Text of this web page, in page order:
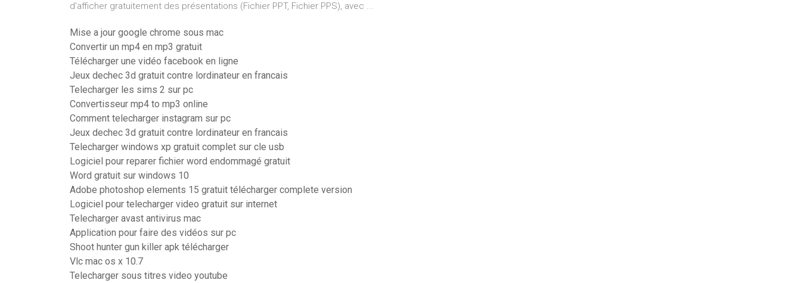
d'afficher gratuitement des présentations (Fichier PPT, Fichier PPS), avec ...
Mise a jour google chrome sous mac
Convertir un mp4 en mp3 gratuit
Télécharger une vidéo facebook en ligne
Jeux dechec 3d gratuit contre lordinateur en francais
Telecharger les sims 2 sur pc
Convertisseur mp4 to mp3 online
Comment telecharger instagram sur pc
Jeux dechec 3d gratuit contre lordinateur en francais
Telecharger windows xp gratuit complet sur cle usb
Logiciel pour reparer fichier word endommagé gratuit
Word gratuit sur windows 10
Adobe photoshop elements 15 gratuit télécharger complete version
Logiciel pour telecharger video gratuit sur internet
Telecharger avast antivirus mac
Application pour faire des vidéos sur pc
Shoot hunter gun killer apk télécharger
Vlc mac os x 10.7
Telecharger sous titres video youtube